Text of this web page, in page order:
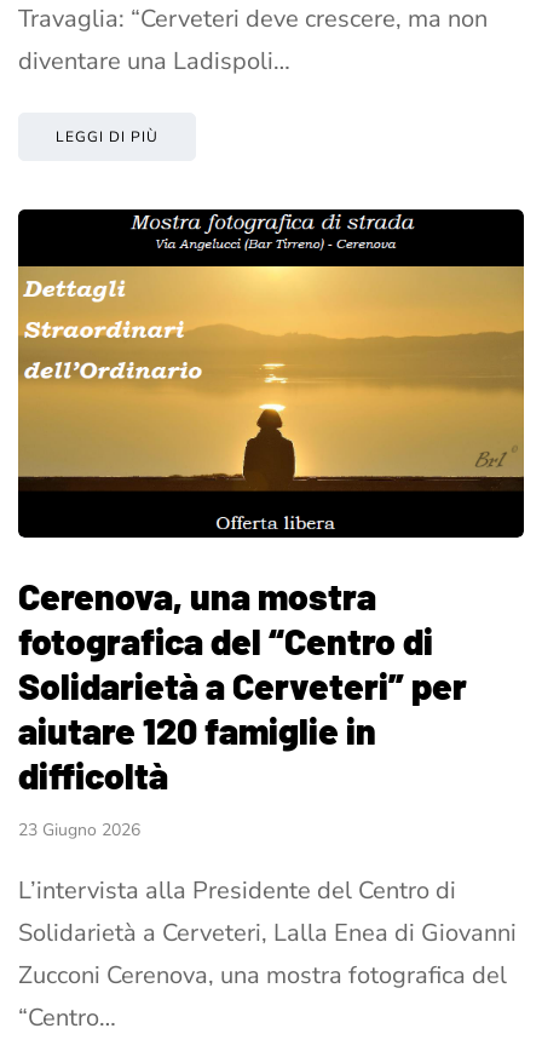
Travaglia: “Cerveteri deve crescere, ma non
diventare una Ladispoli…
LEGGI DI PIÙ
Cerenova, una mostra
fotografica del “Centro di
Solidarietà a Cerveteri” per
aiutare 120 famiglie in
difficoltà
23 Giugno 2026
L’intervista alla Presidente del Centro di
Solidarietà a Cerveteri, Lalla Enea di Giovanni
Zucconi Cerenova, una mostra fotografica del
“Centro…